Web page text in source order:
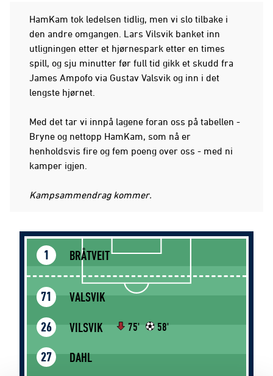
HamKam tok ledelsen tidlig, men vi slo tilbake i
den andre omgangen. Lars Vilsvik banket inn
utligningen etter et hjørnespark etter en times
spill, og sju minutter før full tid gikk et skudd fra
James Ampofo via Gustav Valsvik og inn i det
lengste hjørnet.
Med det tar vi innpå lagene foran oss på tabellen -
Bryne og nettopp HamKam, som nå er
henholdsvis fire og fem poeng over oss - med ni
kamper igjen.
Kampsammendrag kommer.
1 BRÅTVEIT
71 VALSVIK
26 VILSVIK 75' 58'
27 DAHL